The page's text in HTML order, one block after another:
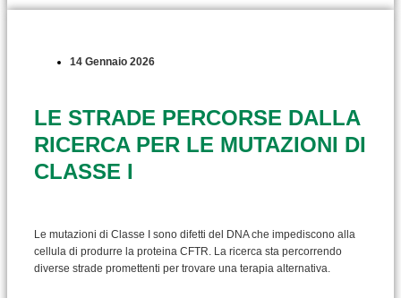
14 Gennaio 2026
LE STRADE PERCORSE DALLA
RICERCA PER LE MUTAZIONI DI
CLASSE I
Le mutazioni di Classe I sono difetti del DNA che impediscono alla
cellula di produrre la proteina CFTR. La ricerca sta percorrendo
diverse strade promettenti per trovare una terapia alternativa.